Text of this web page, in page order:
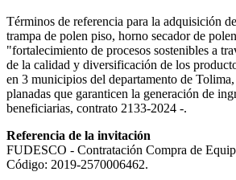
Términos de referencia para la adquisición
trampa de polen piso, horno secador de
"fortalecimiento de procesos sostenibles a
de la calidad y diversificación de los
en 3 municipios del departamento de
planadas que garanticen la generación de
beneficiarias, contrato 2133-2024 -.
Referencia de la invitación
FUDESCO - Contratación Compra de
Código: 2019-2570006462.